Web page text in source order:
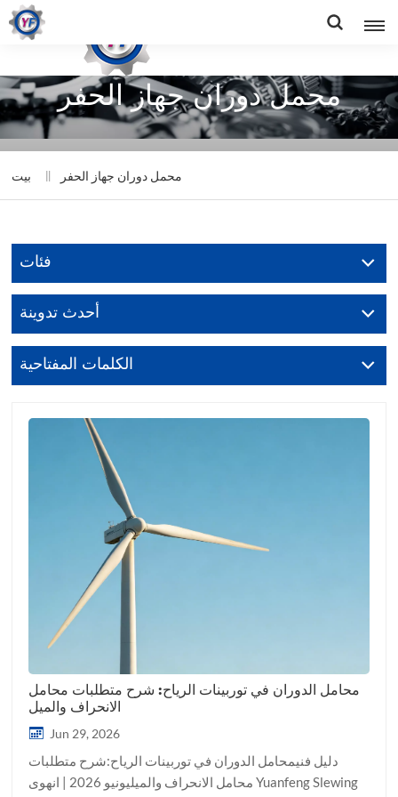
محمل دوران جهاز الحفر
بيت محمل دوران جهاز الحفر
فئات
أحدث تدوينة
الكلمات المفتاحية
محامل الدوران في توربينات الرياح: شرح متطلبات محامل
الانحراف والميل
Jun 29, 2026
دليل فنيمحامل الدوران في توربينات الرياح:شرح متطلبات
محامل الانحراف والميليونيو 2026 | انهوى Yuanfeng Slewing